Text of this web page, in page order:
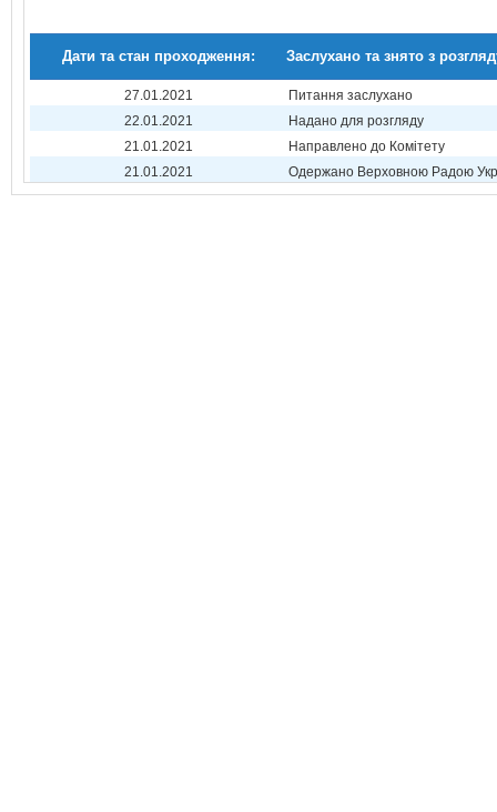
Дати та стан проходження: Заслухано та знято з
27.01.2021
Питання заслухано
22.01.2021
Надано для розгляду
21.01.2021
Направлено до Комітету
21.01.2021
Одержано Верховною Радою